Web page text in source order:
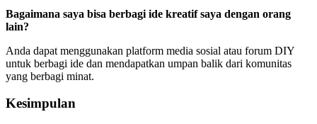
Bagaimana saya bisa berbagi ide kreatif saya dengan orang
lain?
Anda dapat menggunakan platform media sosial atau forum DIY
untuk berbagi ide dan mendapatkan umpan balik dari komunitas
yang berbagi minat.
Kesimpulan